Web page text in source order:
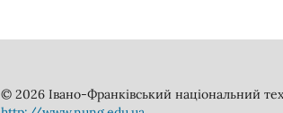
© 2026 Івано-Франківський національний